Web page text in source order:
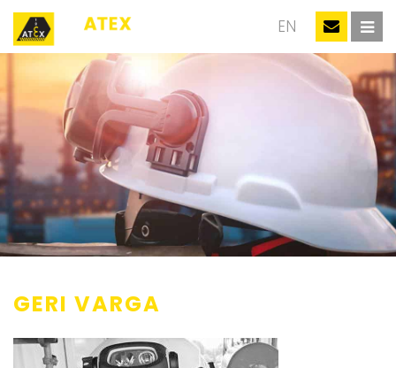
EN
GERI VARGA